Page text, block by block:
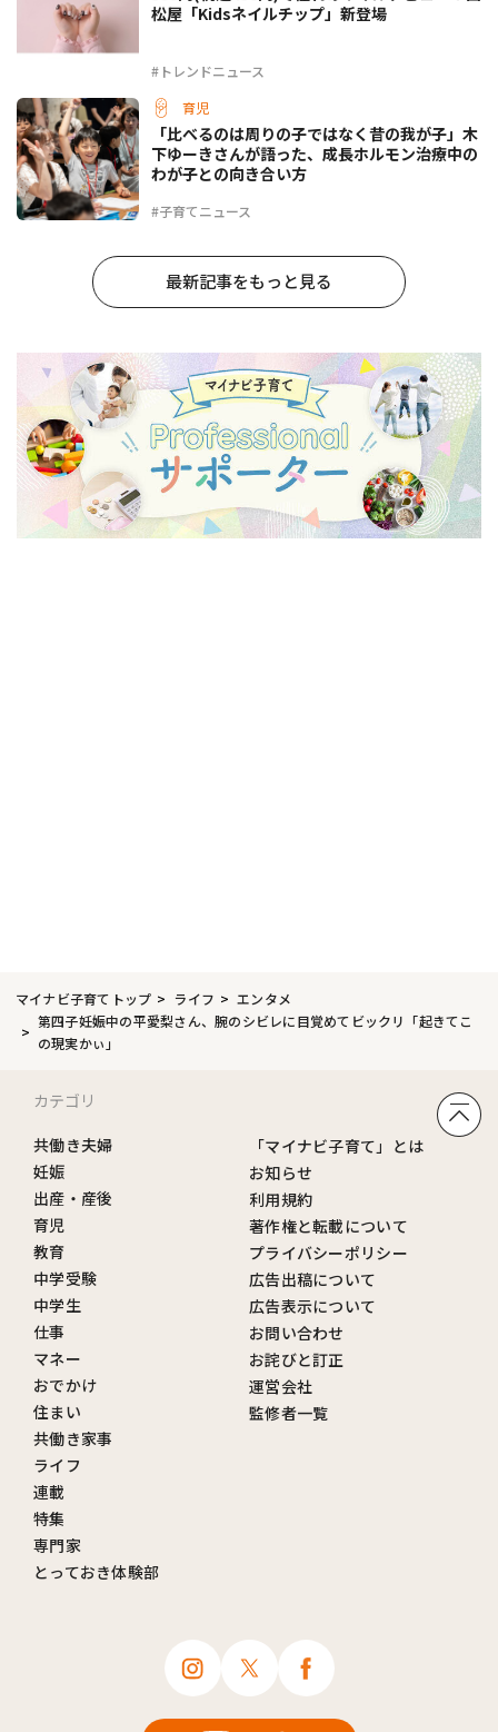
#トレンドニュース
松屋「Kidsネイルチップ」新登場
育児
#子育てニュース
「比べるのは周りの子ではなく昔の我が子」木
下ゆーきさんが語った、成長ホルモン治療中の
わが子との向き合い方
最新記事をもっと見る
マイナビ子育てトップ ライフ
エンタメ
第四子妊娠中の平愛梨さん、腕のシビレに目覚めてビックリ「起きてこ
の現実かぃ」
カテゴリ
共働き夫婦
妊娠
出産・産後
育児
教育
中学受験
中学生
仕事
マネー
おでかけ
住まい
共働き家事
ライフ
連載
特集
専門家
とっておき体験部
「マイナビ子育て」とは
お知らせ
利用規約
著作権と転載について
プライバシーポリシー
広告出稿について
広告表示について
お問い合わせ
お詫びと訂正
運営会社
監修者一覧